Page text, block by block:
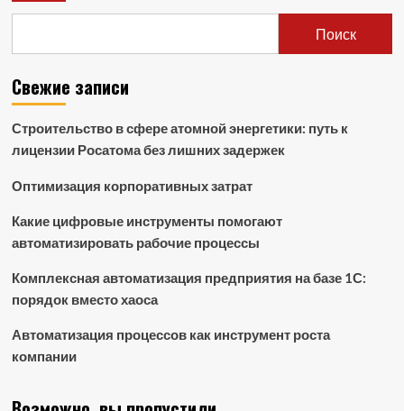
Поиск
Свежие записи
Строительство в сфере атомной энергетики: путь к
лицензии Росатома без лишних задержек
Оптимизация корпоративных затрат
Какие цифровые инструменты помогают
автоматизировать рабочие процессы
Комплексная автоматизация предприятия на базе 1С:
порядок вместо хаоса
Автоматизация процессов как инструмент роста
компании